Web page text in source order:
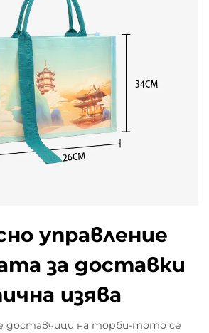
управление
за доставки
изява
доставчици на торби-тото се